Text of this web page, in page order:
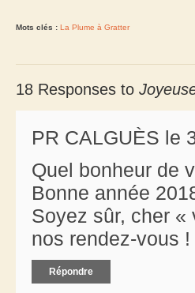
Mots clés : La Plume à Gratter
18 Responses to
PR CALGUÈS le
Quel bonheur de
Bonne année
Soyez sûr, cher
nos rendez-vous !
Répondre